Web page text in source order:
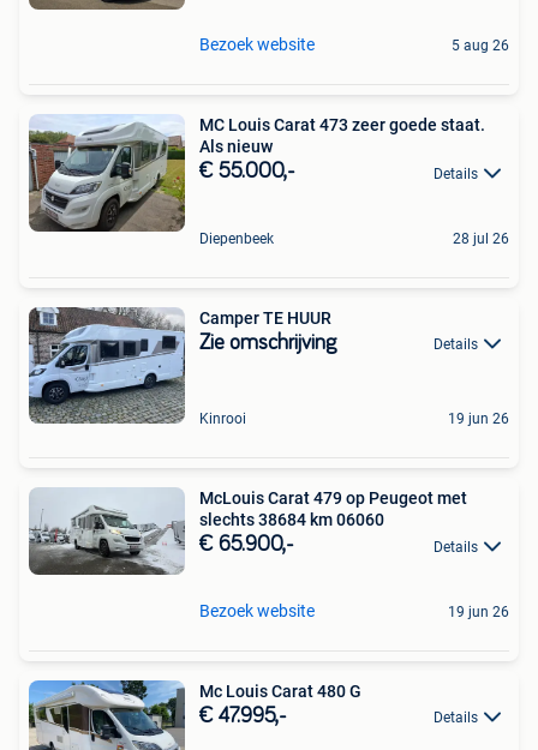
Bezoek website 5 aug 26
MC Louis Carat 473 zeer goede staat.
Als nieuw
€ 55.000,- Details
Diepenbeek 28 jul 26
Camper TE HUUR
Zie omschrijving Details
Kinrooi 19 jun 26
McLouis Carat 479 op Peugeot met
slechts 38684 km 06060
€ 65.900,- Details
Bezoek website 19 jun 26
Mc Louis Carat 480 G
€ 47.995,- Details